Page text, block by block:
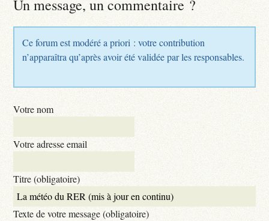
Un message, un commentaire ?
Ce forum est modéré a priori : votre contribution
n’apparaîtra qu’après avoir été validée par les responsables.
Votre nom
Votre adresse email
Titre (obligatoire)
Texte de votre message (obligatoire)